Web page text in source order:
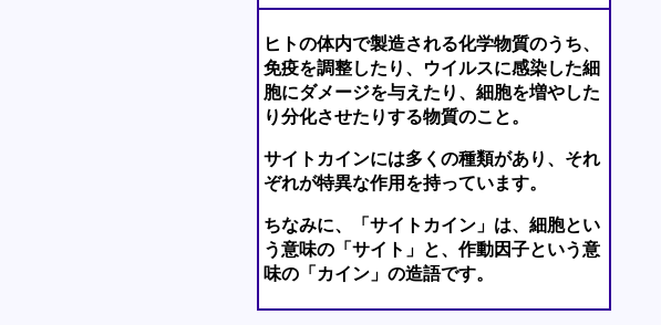
ヒトの体内で製造される化学物質のうち、
免疫を調整したり、ウイルスに感染した細
胞にダメージを与えたり、細胞を増やした
り分化させたりする物質のこと。
サイトカインには多くの種類があり、それ
ぞれが特異な作用を持っています。
ちなみに、「サイトカイン」は、細胞とい
う意味の「サイト」と、作動因子という意
味の「カイン」の造語です。